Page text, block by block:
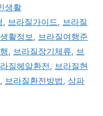
생활
, 브라질가이드, 브라질
활정보, 브라질여행준
, 브라질장기체류, 브
질헤알환전, 브라질현
, 브라질환전방법, 상파